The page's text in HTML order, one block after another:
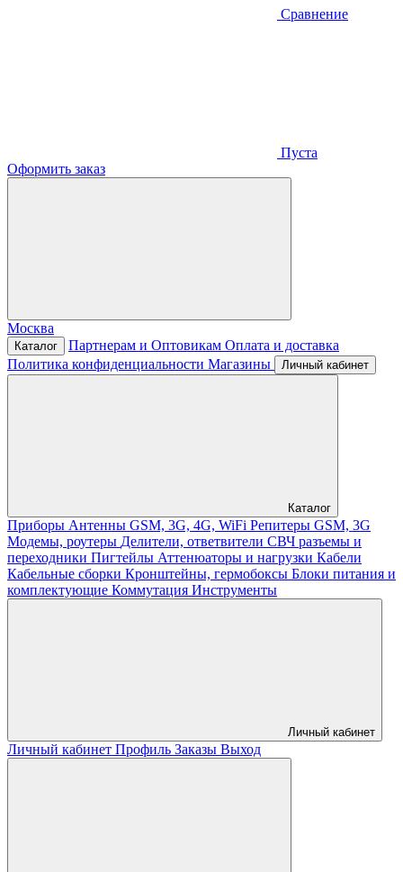
Сравнение
Пуста
Оформить заказ
Москва
Каталог Партнерам и Оптовикам Оплата и доставка
Политика конфиденциальности Магазины Личный кабинет
Каталог
Приборы Антенны GSM, 3G, 4G, WiFi Репитеры GSM, 3G
Модемы, роутеры Делители, ответвители СВЧ разъемы и
переходники Пигтейлы Аттенюаторы и нагрузки Кабели
Кабельные сборки Кронштейны, гермобоксы Блоки питания и
комплектующие Коммутация Инструменты
Личный кабинет
Личный кабинет Профиль Заказы Выход